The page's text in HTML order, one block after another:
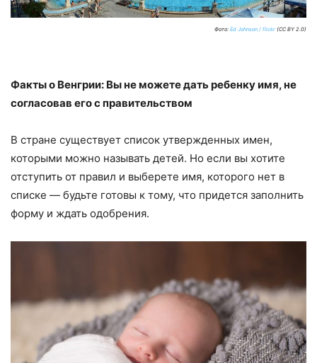
Фото: Ed Johnson / flickr (CC BY 2.0)
Факты о Венгрии: Вы не можете дать ребенку имя, не
согласовав его с правительством
В стране существует список утвержденных имен,
которыми можно называть детей. Но если вы хотите
отступить от правил и выберете имя, которого нет в
списке — будьте готовы к тому, что придется заполнить
форму и ждать одобрения.